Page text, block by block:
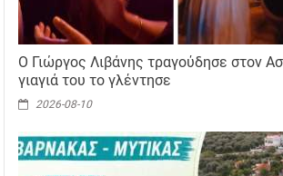
Ο Γιώργος Λιβάνης τραγούδησε στον
γιαγιά του το γλέντησε
2026-08-10